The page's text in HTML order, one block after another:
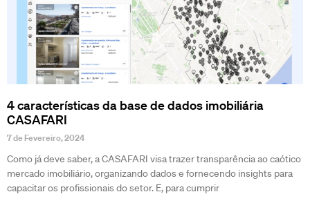
4 características da base de dados imobiliária
CASAFARI
7 de Fevereiro, 2024
Como já deve saber, a CASAFARI visa trazer transparência ao caótico
mercado imobiliário, organizando dados e fornecendo insights para
capacitar os profissionais do setor. E, para cumprir